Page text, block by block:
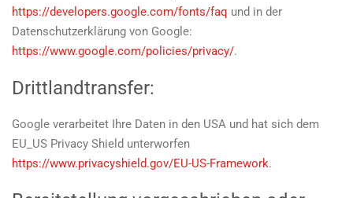
https://developers.google.com/fonts/faq und in der
Datenschutzerklärung von Google:
https://www.google.com/policies/privacy/.
Drittlandtransfer:
Google verarbeitet Ihre Daten in den USA und hat sich dem
EU_US Privacy Shield unterworfen
https://www.privacyshield.gov/EU-US-Framework.